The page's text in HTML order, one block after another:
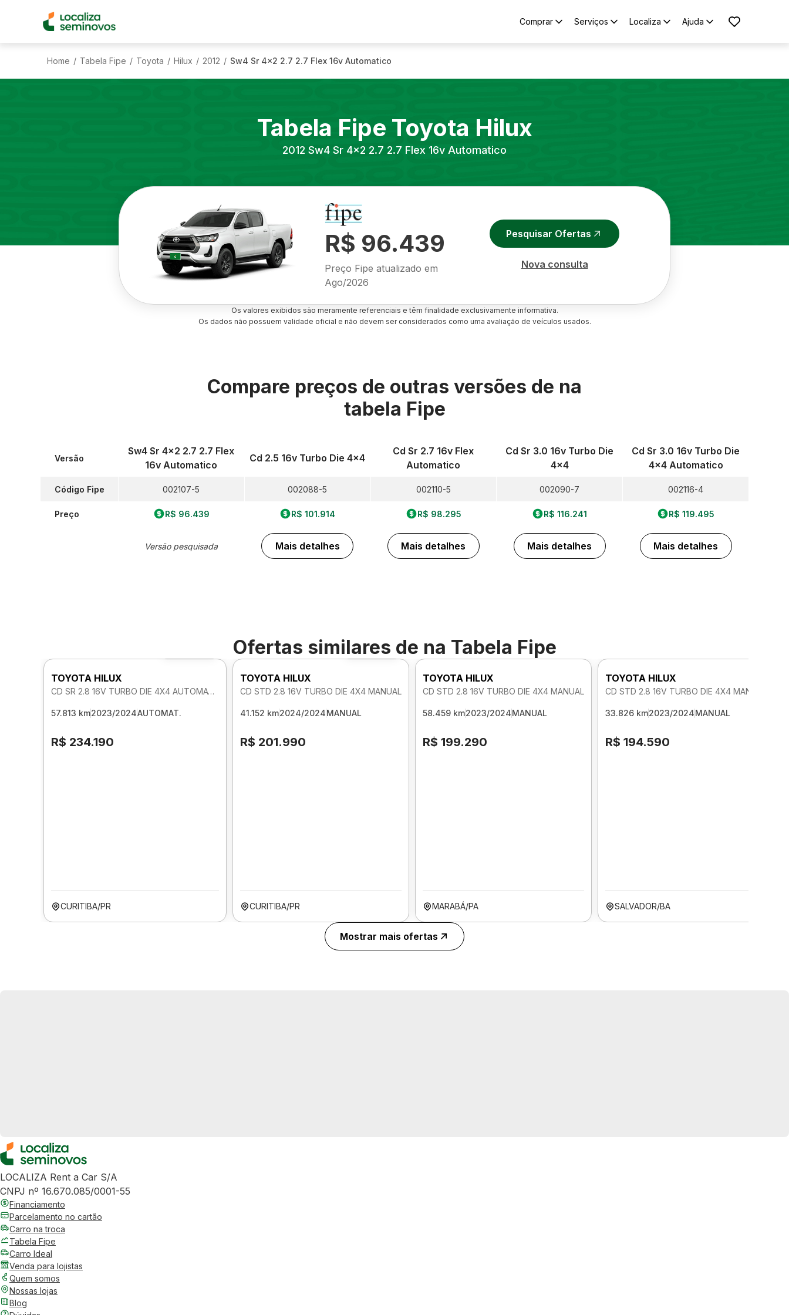
Comprar Serviços Localiza Ajuda
Home / Tabela Fipe / Toyota / Hilux / 2012 / Sw4 Sr 4x2 2.7 2.7 Flex 16v Automatico
Tabela Fipe Toyota Hilux
2012 Sw4 Sr 4x2 2.7 2.7 Flex 16v Automatico
R$ 96.439
Preço Fipe atualizado em
Ago/2026
Pesquisar Ofertas
Nova consulta
Os valores exibidos são meramente referenciais e têm finalidade exclusivamente informativa.
Os dados não possuem validade oficial e não devem ser considerados como uma avaliação de veículos usados.
Compare preços de outras versões de na
tabela Fipe
Versão
Código Fipe
Preço
Sw4 Sr 4x2 2.7 2.7 Flex
16v Automatico
002107-5
R$ 96.439
Versão pesquisada
Cd 2.5 16v Turbo Die 4x4
002088-5
R$ 101.914
Mais detalhes
Cd Sr 2.7 16v Flex
Automatico
002110-5
R$ 98.295
Mais detalhes
Cd Sr 3.0 16v Turbo Die
4x4
002090-7
R$ 116.241
Mais detalhes
Cd Sr 3.0 16v Turbo Die
4x4 Automatico
002116-4
R$ 119.495
Mais detalhes
Ofertas similares de na Tabela Fipe
TOYOTA HILUX
CD SR 2.8 16V TURBO DIE 4X4 AUTOMATICO
57.813 km2023/2024AUTOMAT.
R$ 234.190
CURITIBA/PR
Foto 360º
TOYOTA HILUX
CD STD 2.8 16V TURBO DIE 4X4 MANUAL
41.152 km2024/2024MANUAL
R$ 201.990
CURITIBA/PR
TOYOTA HILUX
CD STD 2.8 16V TURBO DIE 4X4 MANUAL
58.459 km2023/2024MANUAL
R$ 199.290
MARABÁ/PA
TOYOTA HILUX
CD STD 2.8 16V TURBO DIE 4X4 MANUAL
33.826 km2023/2024MANUAL
R$ 194.590
SALVADOR/BA
Mostrar mais ofertas
LOCALIZA Rent a Car S/A
CNPJ nº 16.670.085/0001-55
Financiamento
Parcelamento no cartão
Carro na troca
Tabela Fipe
Carro Ideal
Venda para lojistas
Quem somos
Nossas lojas
Blog